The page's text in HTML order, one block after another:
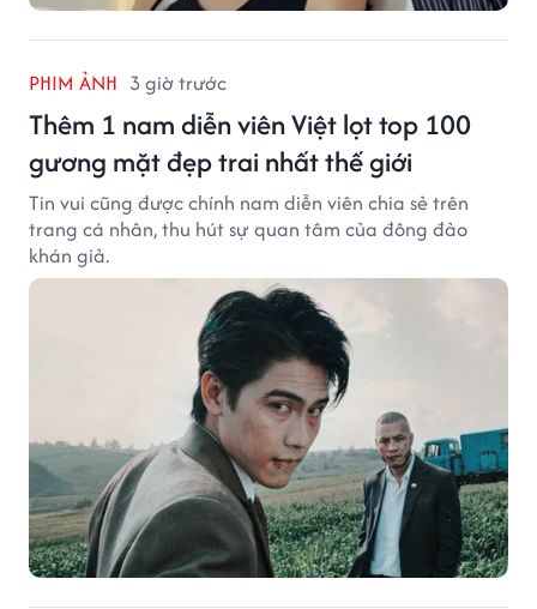
PHIM ẢNH 3 giờ trước
Thêm 1 nam diễn viên Việt lọt top 100
gương mặt đẹp trai nhất thế giới
Tin vui cũng được chính nam diễn viên chia sẻ trên
trang cá nhân, thu hút sự quan tâm của đông đảo
khán giả.